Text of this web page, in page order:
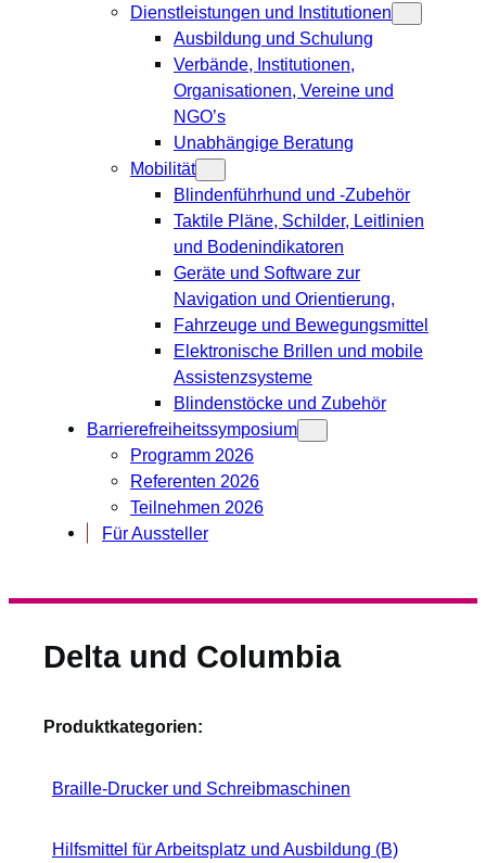
Dienstleistungen und Institutionen
Ausbildung und Schulung
Verbände, Institutionen,
Organisationen, Vereine und
NGO’s
Unabhängige Beratung
Mobilität
Blindenführhund und -Zubehör
Taktile Pläne, Schilder, Leitlinien
und Bodenindikatoren
Geräte und Software zur
Navigation und Orientierung,
Fahrzeuge und Bewegungsmittel
Elektronische Brillen und mobile
Assistenzsysteme
Blindenstöcke und Zubehör
Barrierefreiheitssymposium
Programm 2026
Referenten 2026
Teilnehmen 2026
Für Aussteller
Delta und Columbia
Produktkategorien:
Braille-Drucker und Schreibmaschinen
Hilfsmittel für Arbeitsplatz und Ausbildung (B)